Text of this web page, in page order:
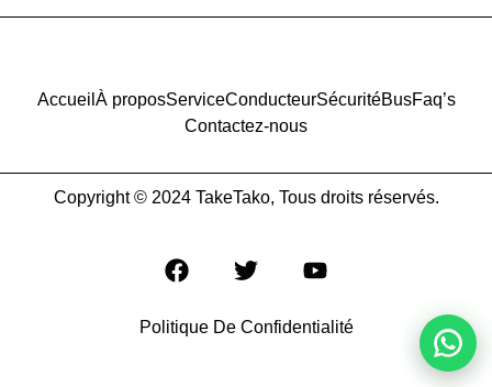
Accueil À proposServiceConducteurSécuritéBusFaq’s
Contactez-nous
Copyright © 2024 TakeTako, Tous droits réservés.
Politique De Confidentialité